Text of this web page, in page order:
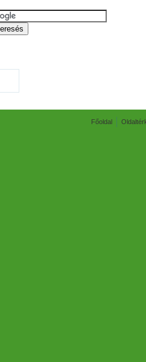
Főoldal